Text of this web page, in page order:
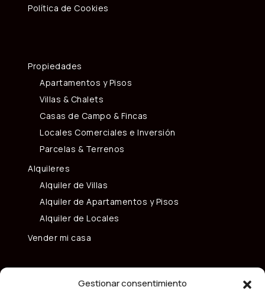
Gestionar consentimiento
Política de Cookies
Propiedades
Apartamentos y Pisos
Villas & Chalets
Casas de Campo & Fincas
Locales Comerciales e Inversión
Parcelas & Terrenos
Alquileres
Alquiler de Villas
Alquiler de Apartamentos y Pisos
Alquiler de Locales
Vender mi casa